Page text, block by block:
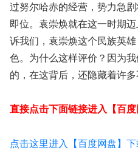
过努尔哈赤的经营，势力急
即位。袁崇焕就在这一时期
诉我们，袁崇焕这个民族英
色。为什么这样评价？因为
的，在这背后，还隐藏着许多
直接点击下面链接进入【百
点击这里进入【百度网盘】